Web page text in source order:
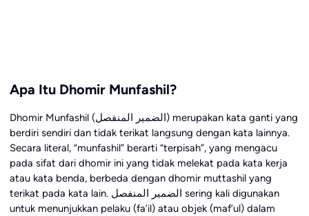
Apa Itu Dhomir Munfashil?
Dhomir Munfashil (الضمير المنفصل) merupakan kata ganti yang
berdiri sendiri dan tidak terikat langsung dengan kata lainnya.
Secara literal, “munfashil” berarti “terpisah”, yang mengacu
pada sifat dari dhomir ini yang tidak melekat pada kata kerja
atau kata benda, berbeda dengan dhomir muttashil yang
terikat pada kata lain. الضمير المنفصل sering kali digunakan
untuk menunjukkan pelaku (fa’il) atau objek (maf’ul) dalam